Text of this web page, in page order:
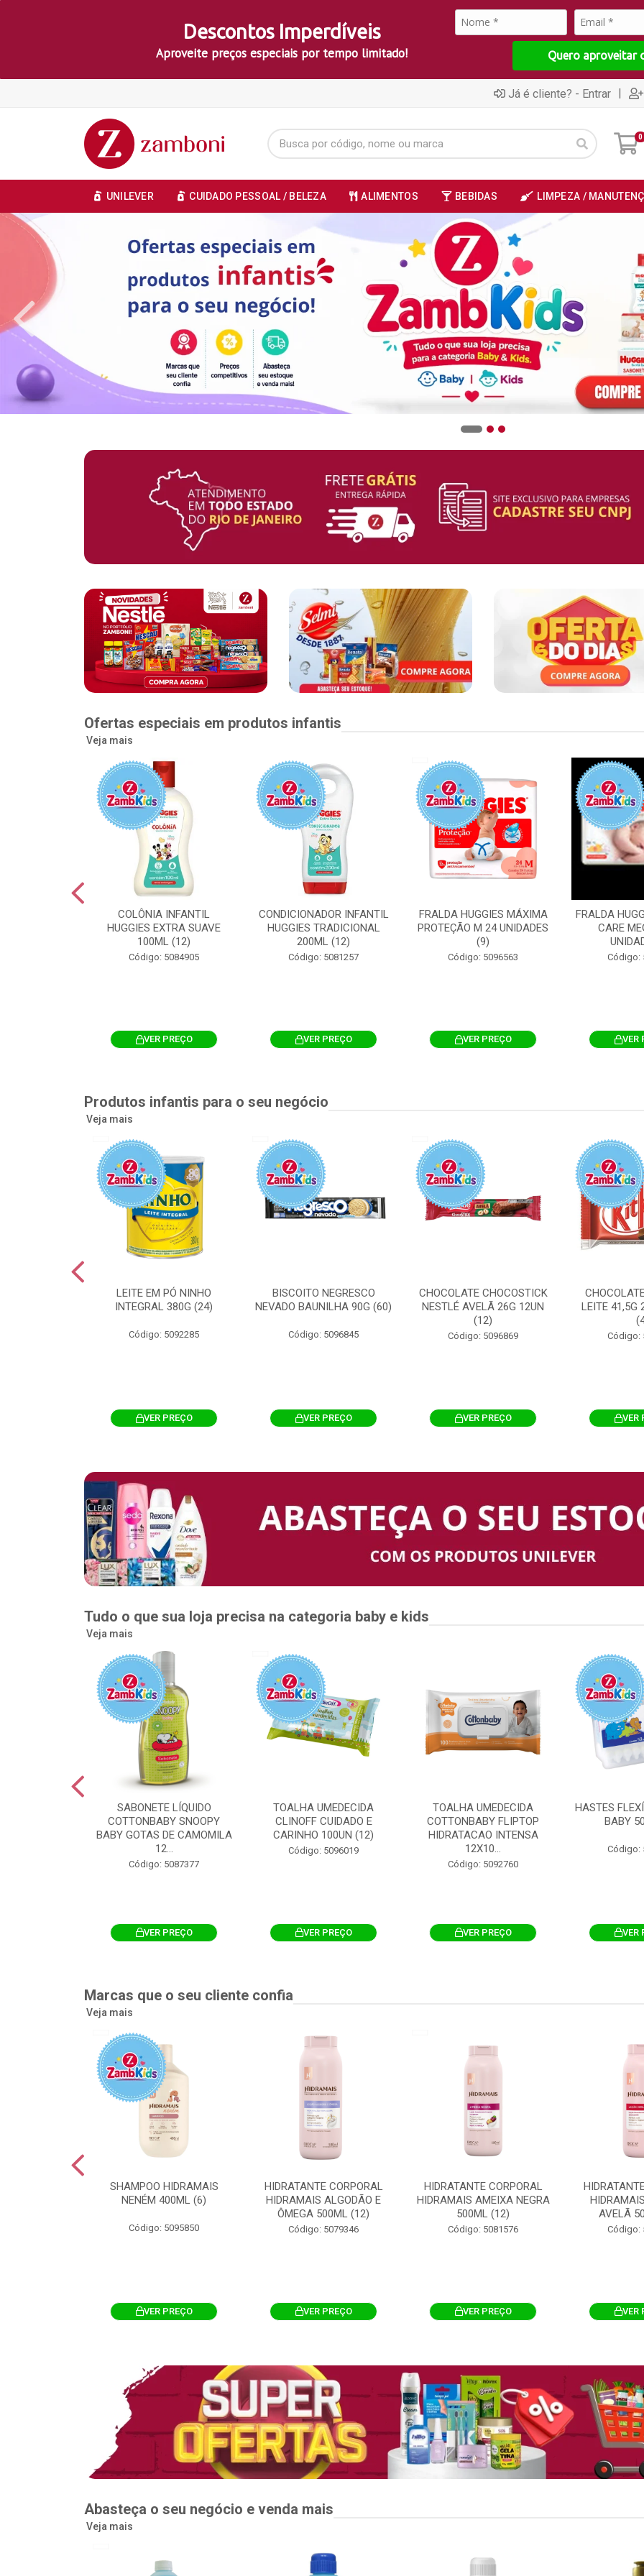
Descontos Imperdíveis
Aproveite preços especiais por tempo limitado! Quero aproveitar
Já é cliente? - Entrar |
0
UNILEVER CUIDADO PESSOAL / BELEZA ALIMENTOS BEBIDAS LIMPEZA /
Ofertas especiais em produtos infantis
Veja mais
COLÔNIA INFANTIL
HUGGIES EXTRA SUAVE
100ML (12)
Código: 5084905
VER PREÇO
CONDICIONADOR INFANTIL
HUGGIES TRADICIONAL
200ML (12)
Código: 5081257
VER PREÇO
FRALDA HUGGIES MÁXIMA
PROTEÇÃO M 24 UNIDADES
(9)
Código: 5096563
VER PREÇO
FRALDA
CARE
Código:
VER
Produtos infantis para o seu negócio
Veja mais
LEITE EM PÓ NINHO
INTEGRAL 380G (24)
Código: 5092285
VER PREÇO
BISCOITO NEGRESCO
NEVADO BAUNILHA 90G (60)
Código: 5096845
VER PREÇO
CHOCOLATE CHOCOSTICK
NESTLÉ AVELÃ 26G 12UN
(12)
Código: 5096869
VER PREÇO
LEITE 41,5G
Código:
VER
Tudo o que sua loja precisa na categoria baby e kids
Veja mais
SABONETE LÍQUIDO
COTTONBABY SNOOPY
BABY GOTAS DE CAMOMILA
12...
Código: 5087377
VER PREÇO
TOALHA UMEDECIDA
CLINOFF CUIDADO E
CARINHO 100UN (12)
Código: 5096019
VER PREÇO
TOALHA UMEDECIDA
COTTONBABY FLIPTOP
HIDRATACAO INTENSA
12X10...
Código: 5092760
VER PREÇO
HASTES
BABY
Código:
VER
Marcas que o seu cliente confia
Veja mais
SHAMPOO HIDRAMAIS
NENÉM 400ML (6)
Código: 5095850
VER PREÇO
HIDRATANTE CORPORAL
HIDRAMAIS ALGODÃO E
ÔMEGA 500ML (12)
Código: 5079346
VER PREÇO
HIDRATANTE CORPORAL
HIDRAMAIS AMEIXA NEGRA
500ML (12)
Código: 5081576
VER PREÇO
AVELÃ
Código:
VER
Abasteça o seu negócio e venda mais
Veja mais